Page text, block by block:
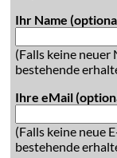
Ihr Name
(Falls keine neuer
bestehende
Ihre eMail
(Falls keine neue
bestehende